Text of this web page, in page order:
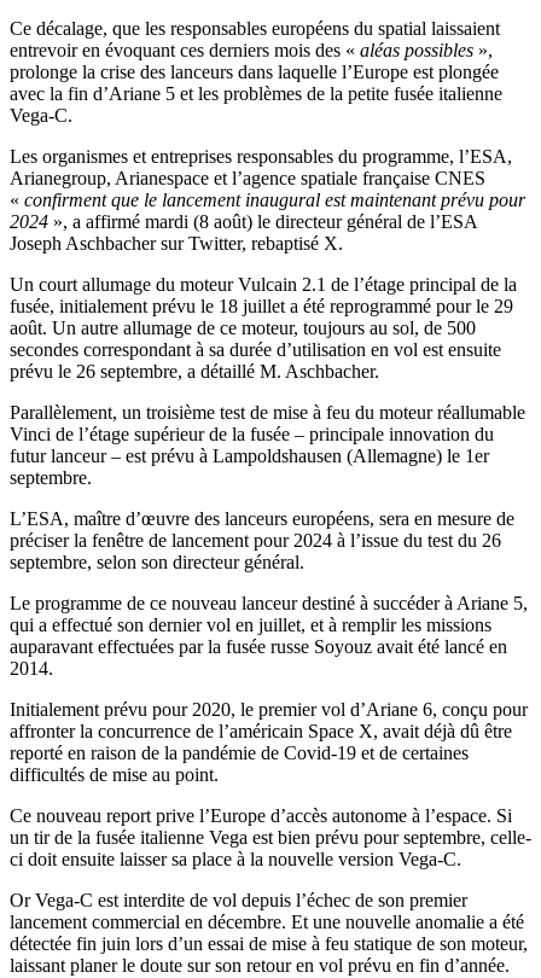
Ce décalage, que les responsables européens du spatial laissaient
entrevoir en évoquant ces derniers mois des « aléas possibles »,
prolonge la crise des lanceurs dans laquelle l’Europe est plongée
avec la fin d’Ariane 5 et les problèmes de la petite fusée italienne
Vega-C.
Les organismes et entreprises responsables du programme, l’ESA,
Arianegroup, Arianespace et l’agence spatiale française CNES
« confirment que le lancement inaugural est maintenant prévu pour
2024 », a affirmé mardi (8 août) le directeur général de l’ESA
Joseph Aschbacher sur Twitter, rebaptisé X.
Un court allumage du moteur Vulcain 2.1 de l’étage principal de la
fusée, initialement prévu le 18 juillet a été reprogrammé pour le 29
août. Un autre allumage de ce moteur, toujours au sol, de 500
secondes correspondant à sa durée d’utilisation en vol est ensuite
prévu le 26 septembre, a détaillé M. Aschbacher.
Parallèlement, un troisième test de mise à feu du moteur réallumable
Vinci de l’étage supérieur de la fusée – principale innovation du
futur lanceur – est prévu à Lampoldshausen (Allemagne) le 1er
septembre.
L’ESA, maître d’œuvre des lanceurs européens, sera en mesure de
préciser la fenêtre de lancement pour 2024 à l’issue du test du 26
septembre, selon son directeur général.
Le programme de ce nouveau lanceur destiné à succéder à Ariane 5,
qui a effectué son dernier vol en juillet, et à remplir les missions
auparavant effectuées par la fusée russe Soyouz avait été lancé en
2014.
Initialement prévu pour 2020, le premier vol d’Ariane 6, conçu pour
affronter la concurrence de l’américain Space X, avait déjà dû être
reporté en raison de la pandémie de Covid-19 et de certaines
difficultés de mise au point.
Ce nouveau report prive l’Europe d’accès autonome à l’espace. Si
un tir de la fusée italienne Vega est bien prévu pour septembre, celle-
ci doit ensuite laisser sa place à la nouvelle version Vega-C.
Or Vega-C est interdite de vol depuis l’échec de son premier
lancement commercial en décembre. Et une nouvelle anomalie a été
détectée fin juin lors d’un essai de mise à feu statique de son moteur,
laissant planer le doute sur son retour en vol prévu en fin d’année.